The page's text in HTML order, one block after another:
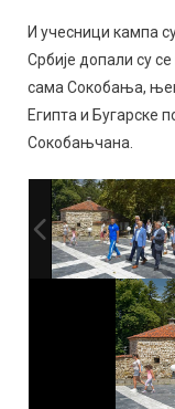
И учесници кампа
Србије допали су
сама Сокобања,
Египта и Бугарске
Сокобањчана.